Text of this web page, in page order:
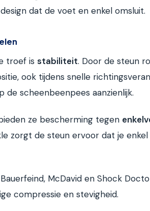
dat de voet en enkel omsluit.
troef is stabiliteit. Door de steun
ook tijdens snelle
de scheenbeenpees aanzienlijk.
ze bescherming tegen
zorgt de steun ervoor dat je
McDavid en Shock
compressie en stevigheid.